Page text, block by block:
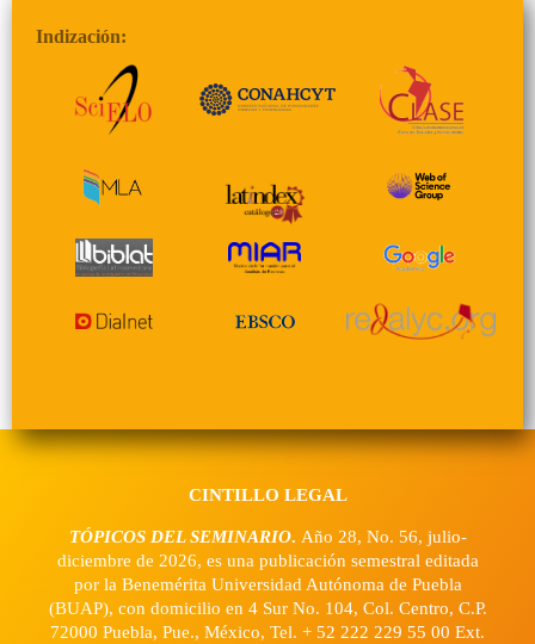
Indización:
CINTILLO LEGAL
TÓPICOS DEL SEMINARIO. Año 28, No. 56, julio-
diciembre de 2026, es una publicación semestral editada
por la Benemérita Universidad Autónoma de Puebla
(BUAP), con domicilio en 4 Sur No. 104, Col. Centro, C.P.
72000 Puebla, Pue., México, Tel. + 52 222 229 55 00 Ext.